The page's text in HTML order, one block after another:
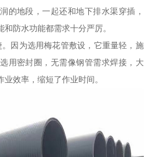
的地段，一起还和地下排水渠穿插，
防水功能都需求十分严厉。
。因为选用梅花管敷设，它重量轻，施
用密封圈，无需像钢管需求焊接，大
效率，缩短了作业时间。